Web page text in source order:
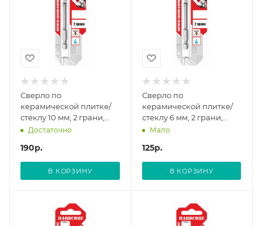
Сверло по
керамической плитке/
стеклу 10 мм, 2 грани,
шестигр. хвостовик//
Достаточно
190р.
В КОРЗИНУ
Сверло по
керамической плитке/
стеклу 6 мм, 2 грани,
шестигр. хвостовик//
Мало
125р.
В КОРЗИНУ